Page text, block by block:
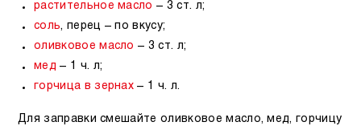
растительное масло – 3 ст. л;
соль, перец – по вкусу;
оливковое масло – 3 ст. л;
мед – 1 ч. л;
горчица в зернах – 1 ч. л.
Для заправки смешайте оливковое масло, мед, горчицу